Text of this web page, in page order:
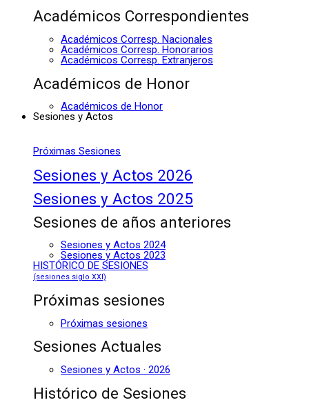
Académicos Correspondientes
Académicos Corresp. Nacionales
Académicos Corresp. Honorarios
Académicos Corresp. Extranjeros
Académicos de Honor
Académicos de Honor
Sesiones y Actos
Próximas Sesiones
Sesiones y Actos 2026
Sesiones y Actos 2025
Sesiones de años anteriores
Sesiones y Actos 2024
Sesiones y Actos 2023
HISTÓRICO DE SESIONES
(sesiones siglo XXI)
Próximas sesiones
Próximas sesiones
Sesiones Actuales
Sesiones y Actos · 2026
Histórico de Sesiones